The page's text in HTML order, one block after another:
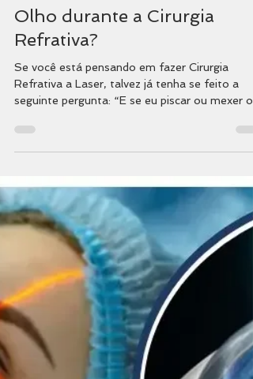
Dra. Yandely Ch
11 de mai. de 2025
Cirurgia Refrativa
E se eu Piscar ou Mover o
Olho durante a Cirurgia
Refrativa?
Se você está pensando em fazer Cirurgia
Refrativa a Laser, talvez já tenha se feito a
seguinte pergunta: “E se eu piscar ou mexer o
olho durante o procedimento?” Essa dúvida é
extremamente comum entre os pacientes e
totalmente compreensível! A boa notícia é que
A Cirurgia Refrativa Moderna foi desenvolvida
com o Eye Tracker System pensando no
conforto, na segurança e na tranquilidade dos
pacientes, justamente para lidar com
movimentos naturais, como o piscar